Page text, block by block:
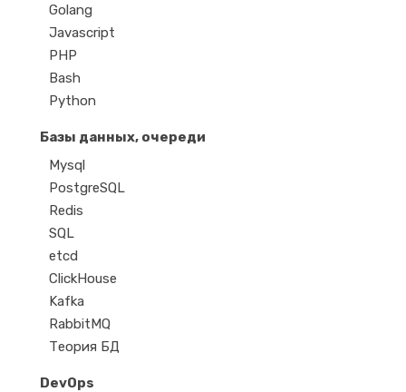
Golang
Javascript
PHP
Bash
Python
Базы данных, очереди
Mysql
PostgreSQL
Redis
SQL
etcd
ClickHouse
Kafka
RabbitMQ
Теория БД
DevOps